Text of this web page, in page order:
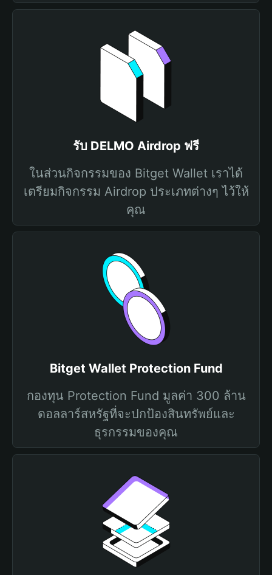
รับ DELMO Airdrop ฟรี
ในส่วนกิจกรรมของ Bitget Wallet เราได้
เตรียมกิจกรรม Airdrop ประเภทต่างๆ ไว้ให้
คุณ
Bitget Wallet Protection Fund
กองทุน Protection Fund มูลค่า 300 ล้าน
ดอลลาร์สหรัฐที่จะปกป้องสินทรัพย์และ
ธุรกรรมของคุณ